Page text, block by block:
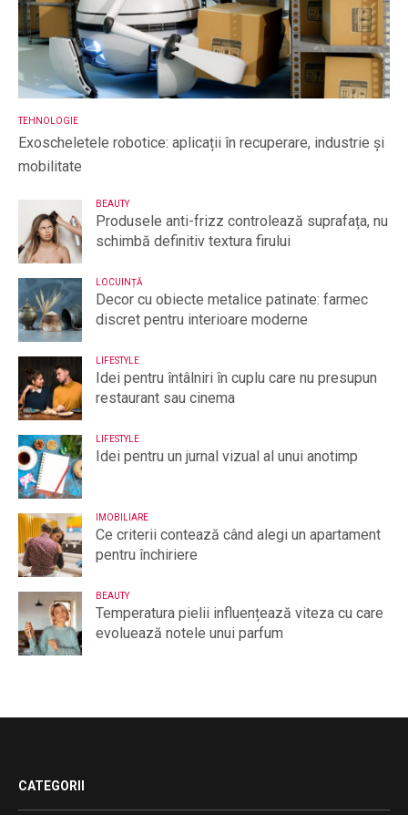
TEHNOLOGIE
Exoscheletele robotice: aplicații în recuperare, industrie și
mobilitate
BEAUTY
Produsele anti-frizz controlează suprafața, nu
schimbă definitiv textura firului
LOCUINȚĂ
Decor cu obiecte metalice patinate: farmec
discret pentru interioare moderne
LIFESTYLE
Idei pentru întâlniri în cuplu care nu presupun
restaurant sau cinema
LIFESTYLE
Idei pentru un jurnal vizual al unui anotimp
IMOBILIARE
Ce criterii contează când alegi un apartament
pentru închiriere
BEAUTY
Temperatura pielii influențează viteza cu care
evoluează notele unui parfum
CATEGORII